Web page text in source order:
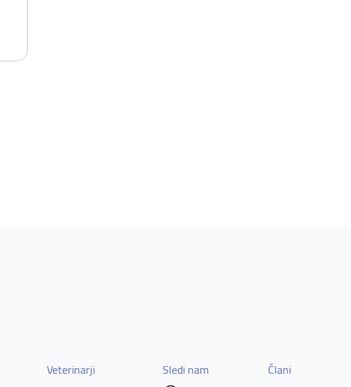
Veterinarji
Sledi nam
Člani